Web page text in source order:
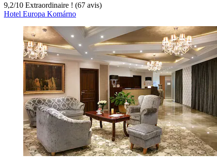
9,2/10 Extraordinaire ! (67 avis)
Hotel Europa Komárno